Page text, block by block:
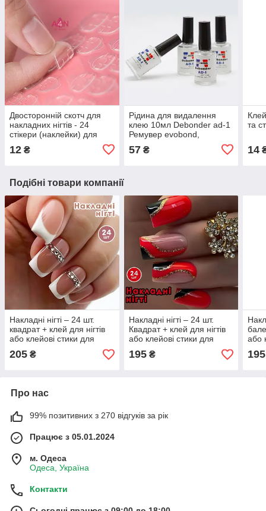
Двосторонній скотч для
накладних нігтів - 24
стікери (наклейки) для
12 ₴
Рідина для видалення
клею 10мл Debonder ad-1
Ремувер evobond,
накладних нігтів та вій
57₴
та
14
Подібні товари компанії
Накладні нігті – 24 шт.
квадрат + клей для нігтів
або клейові стики для
манікюру
205 ₴
Накладні нігті – 24 шт.
Квадрат + клей для нігтів
або клейові стики для
манікюру
195₴
або
195
Про нас
99% позитивних з 270 відгуків за рік
Працює з 05.01.2024
м. Одеса
Одеса, Україна
Контакти